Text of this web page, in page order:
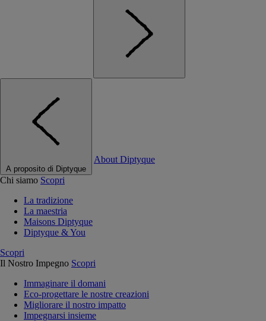
A proposito di Diptyque
About Diptyque
Chi siamo Scopri
La tradizione
La maestria
Maisons Diptyque
Diptyque & You
Scopri
Il Nostro Impegno Scopri
Immaginare il domani
Eco-progettare le nostre creazioni
Migliorare il nostro impatto
Impegnarsi insieme